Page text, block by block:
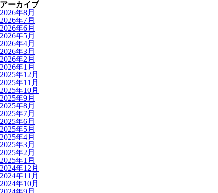
アーカイブ
2026年8月
2026年7月
2026年6月
2026年5月
2026年4月
2026年3月
2026年2月
2026年1月
2025年12月
2025年11月
2025年10月
2025年9月
2025年8月
2025年7月
2025年6月
2025年5月
2025年4月
2025年3月
2025年2月
2025年1月
2024年12月
2024年11月
2024年10月
2024年9月